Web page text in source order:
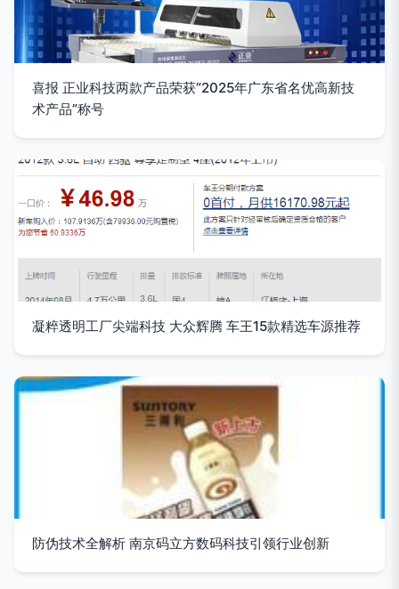
喜报 正业科技两款产品荣获“2025年广东省名优高新技
术产品”称号
凝粹透明工厂尖端科技 大众辉腾 车王15款精选车源推荐
防伪技术全解析 南京码立方数码科技引领行业创新